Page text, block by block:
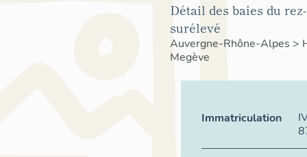
Détail des baies du
surélevé
Auvergne-Rhône-Alpes >
Megève
Immatriculation